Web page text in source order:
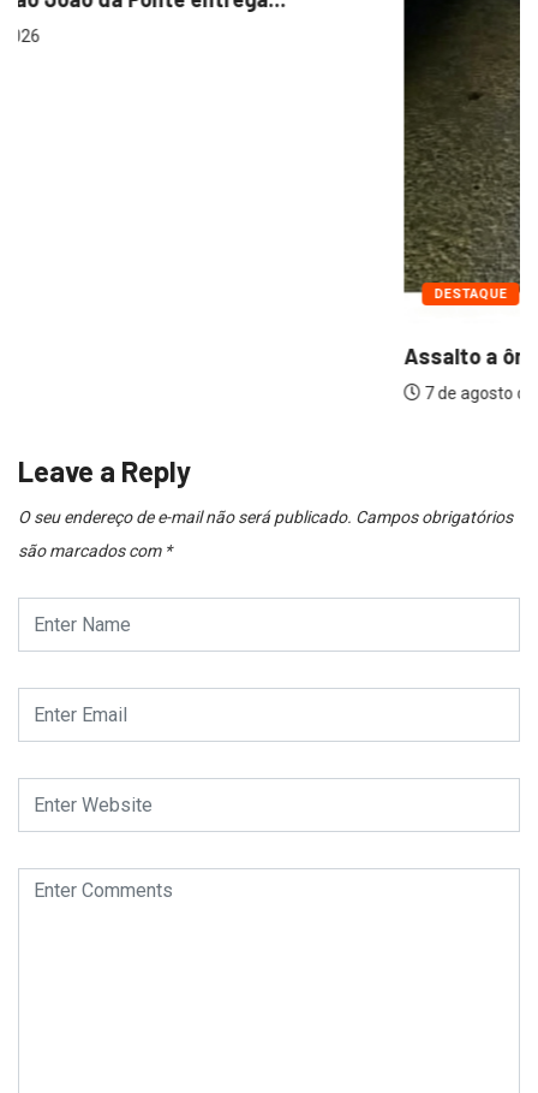
Assalto a ônibus falha graças a reação...
Leave a Reply
O seu endereço de e-mail não será publicado. Campos obrigatórios
são marcados com *